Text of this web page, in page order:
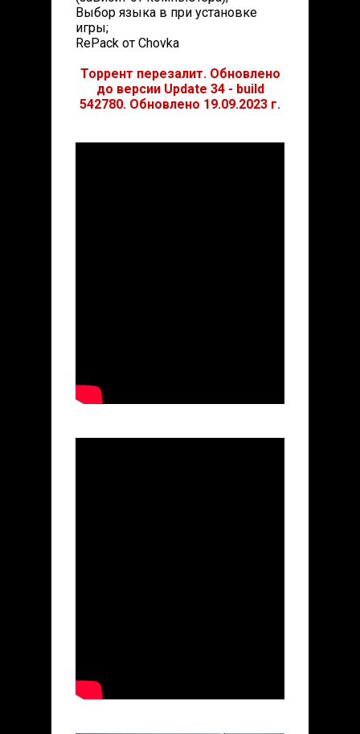
Выбор языка в при установке
игры;
RePack от Chovka
Торрент перезалит. Обновлено
до версии Update 34 - build
542780. Обновлено 19.09.2023 г.